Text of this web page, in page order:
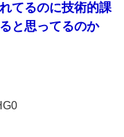
てるのに技術的課
と思ってるのか